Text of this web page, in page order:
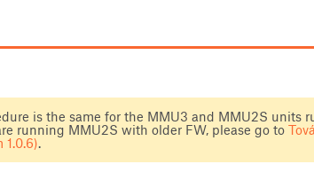
is the same for the MMU3 and MMU2S units
running MMU2S with older FW, please go to
1.0.6).